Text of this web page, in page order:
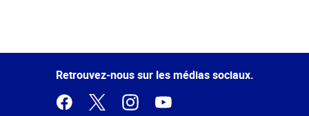
de la
Retrouvez-nous sur les médias sociaux.